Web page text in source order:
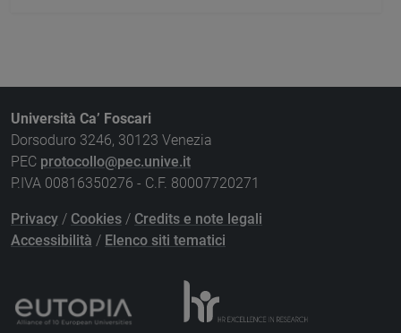
Università Ca’ Foscari
Dorsoduro 3246, 30123 Venezia
PEC protocollo@pec.unive.it
P.IVA 00816350276 - C.F. 80007720271
Privacy / Cookies / Credits e note legali
Accessibilità / Elenco siti tematici